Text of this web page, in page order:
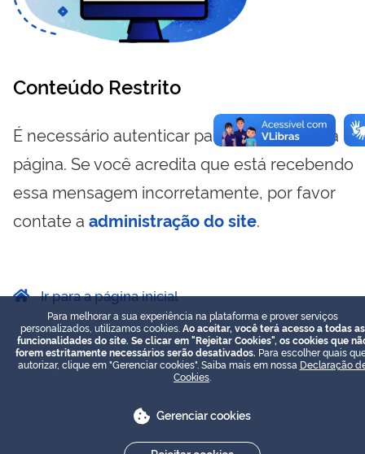
Conteúdo Restrito
É necessário autenticar para visualizar essa
página. Se você acredita que está recebendo
essa mensagem incorretamente, por favor
contate a administração do site.
Ir para a página inicial
Para melhorar a sua experiência na plataforma e prover serviços
personalizados, utilizamos cookies. Ao aceitar, você terá acesso a todas as
funcionalidades do site. Se clicar em "Rejeitar Cookies", os cookies que
forem estritamente necessários serão desativados. Para escolher quais
autorizar, clique em "Gerenciar cookies". Saiba mais em nossa Declaração
Cookies
Gerenciar cookies